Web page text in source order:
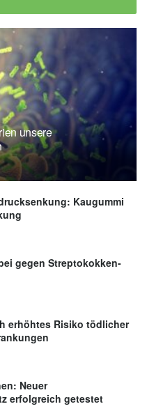
unsere
Kaugummi
gegen Streptokokken-
erhöhtes Risiko tödlicher
Neuer
erfolgreich getestet